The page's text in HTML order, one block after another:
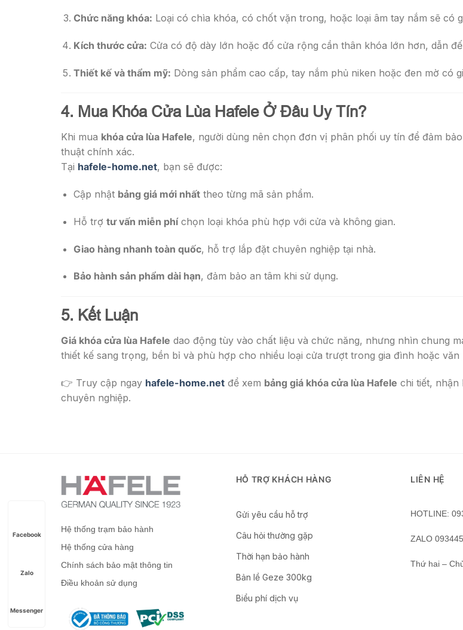
Chức năng khóa: Loại có chìa khóa, có chốt vặn trong, hoặc loại âm tay nắm sẽ có
Kích thước cửa: Cửa có độ dày lớn hoặc đố cửa rộng cần thân khóa lớn hơn, dẫn
Thiết kế và thẩm mỹ: Dòng sản phẩm cao cấp, tay nắm phủ niken hoặc đen mờ có
4. Mua Khóa Cửa Lùa Hafele Ở Đâu Uy Tín?
Khi mua khóa cửa lùa Hafele, người dùng nên chọn đơn vị phân phối uy tín để đảm
thuật chính xác.
Tại hafele-home.net, bạn sẽ được:
Cập nhật bảng giá mới nhấttheo từng mã sản phẩm.
Hỗ trợ tư vấn miễn phíchọn loại khóa phù hợp với cửa và không gian.
Giao hàng nhanh toàn quốc, hỗ trợ lắp đặt chuyên nghiệp tại nhà.
Bảo hành sản phẩm dài hạn, đảm bảo an tâm khi sử dụng.
5. Kết Luận
Giá khóa cửa lùa Hafele dao động tùy vào chất liệu và chức năng, nhưng nhìn chung
thiết kế sang trọng, bền bỉ và phù hợp cho nhiều loại cửa trượt trong gia đình hoặc văn
👉 Truy cập ngay hafele-home.net để xem bảng giá khóa cửa lùa Hafele chi tiết, nhận
chuyên nghiệp.
Hệ thống trạm bảo hành
Hệ thống cửa hàng
Chính sách bảo mật thông tin
Điều khoản sử dụng
HỖ TRỢ KHÁCH HÀNG
Gửi yêu cầu hỗ trợ
Câu hỏi thường gặp
Thời hạn bảo hành
Bản lề Geze 300kg
Biểu phí dịch vụ
LIÊN HỆ
HOTLINE:
ZALO
Thứ hai –
Facebook
Zalo
Messenger